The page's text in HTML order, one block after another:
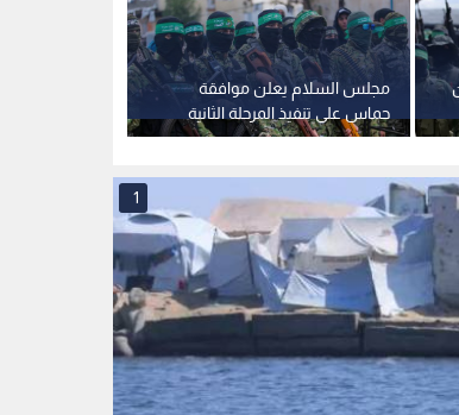
مجلس السلام يعلن موافقة
حماس على تنفيذ المرحلة الثانية
من اتفاق وقف إطلاق النار في
1